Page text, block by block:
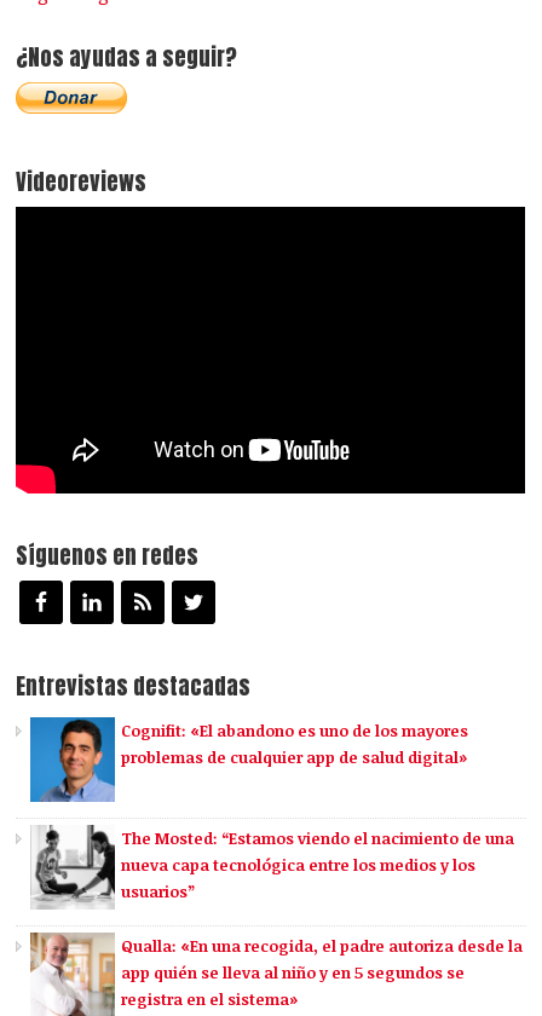
¿Nos ayudas a seguir?
Videoreviews
Síguenos en redes
Entrevistas destacadas
Cognifit: «El abandono es uno de los mayores
problemas de cualquier app de salud digital»
The Mosted: “Estamos viendo el nacimiento de una
nueva capa tecnológica entre los medios y los
usuarios”
Qualla: «En una recogida, el padre autoriza desde la
app quién se lleva al niño y en 5 segundos se
registra en el sistema»